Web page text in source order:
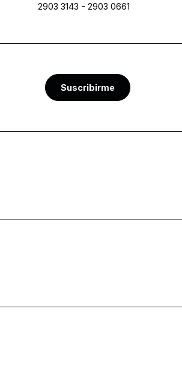
2903 3143 - 2903 0661
Suscribirme